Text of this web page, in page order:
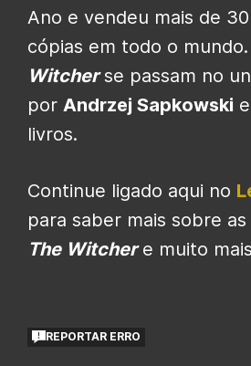
Ano e vendeu mais de
cópias em todo o mundo.
Witcherse passam no
por Andrzej Sapkowski
livros.
Continue ligado aqui no
para saber mais sobre
The Witchere muito
REPORTAR ERRO